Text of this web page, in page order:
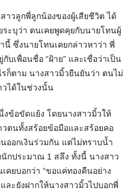
วลูกพี่ลูกน้องของผู้เสียชีวิต ได้
ระบุว่า ตนเคยพูดคุยกับนายโทนผู้
ซึ่งนายโทนเคยกล่าวหาว่า พี่
บเพื่อนชื่อ “ฝ้าย” และเชื่อว่าเป็น
รก็ตาม นางสาวมิ้วยืนยันว่า ตนไม่
วได้ในช่วงนั้น
งข้อขัดแย้ง โดยนางสาวมิ้วให้
ตนทั้งสร้อยข้อมือและสร้อยคอ
ออกเงินร่วมกัน แต่ไม่ทราบน้ำ
กประมาณ 1 สลึง ทั้งนี้ นางสาว
ยบอกว่า “ขอแค่ทองคืนอย่าง
ละยังฝากให้นางสาวมิ้วไปบอกพี่